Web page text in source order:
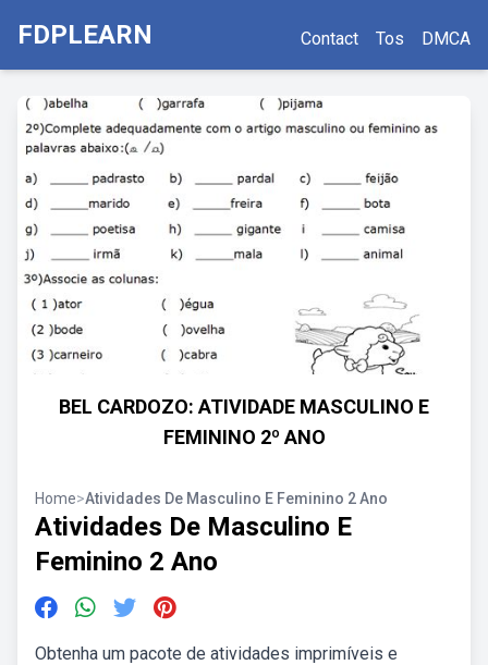
FDPLEARN Contact Tos DMCA
BEL CARDOZO: ATIVIDADE MASCULINO E
FEMININO 2º ANO
Home>Atividades De Masculino E Feminino 2 Ano
Atividades De Masculino E
Feminino 2 Ano
Obtenha um pacote de atividades imprimíveis e